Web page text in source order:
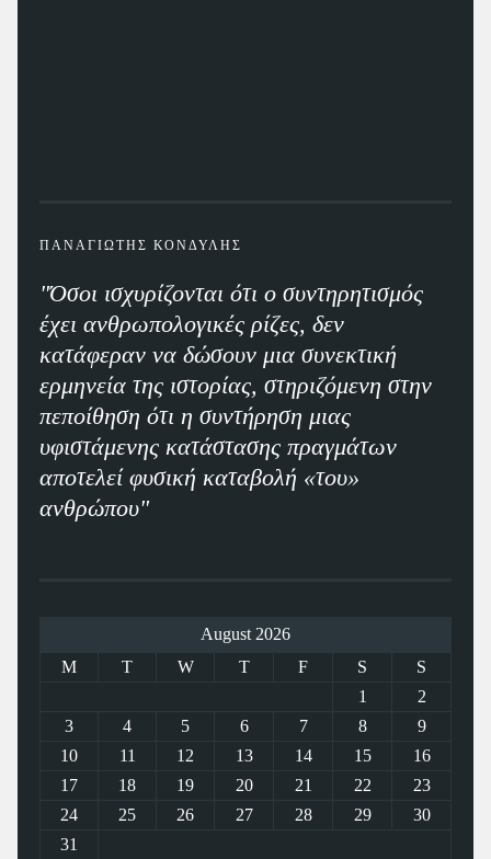
ΠΑΝΑΓΙΩΤΗΣ ΚΟΝΔΥΛΗΣ
"Όσοι ισχυρίζονται ότι ο συντηρητισμός
έχει ανθρωπολογικές ρίζες, δεν
κατάφεραν να δώσουν μια συνεκτική
ερμηνεία της ιστορίας, στηριζόμενη στην
πεποίθηση ότι η συντήρηση μιας
υφιστάμενης κατάστασης πραγμάτων
αποτελεί φυσική καταβολή «του»
ανθρώπου"
August 2026
M
T W T F S
S
1
2
3
4 5 6 7 8
9
10
11 12 13 14 15
16
17
18 19 20 21 22
23
24
25 26 27 28 29
30
31